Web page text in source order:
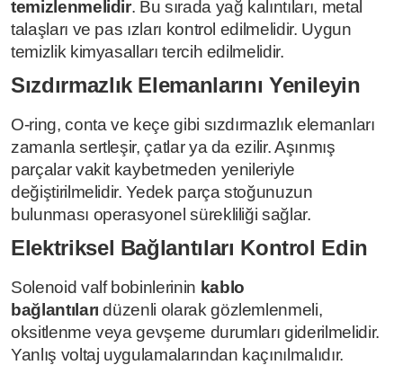
temizlenmelidir. Bu sırada yağ kalıntıları, metal
talaşları ve pas ızları kontrol edilmelidir. Uygun
temizlik kimyasalları tercih edilmelidir.
Sızdırmazlık Elemanlarını Yenileyin
O-ring, conta ve keçe gibi sızdırmazlık elemanları
zamanla sertleşir, çatlar ya da ezilir. Aşınmış
parçalar vakit kaybetmeden yenileriyle
değiştirilmelidir. Yedek parça stoğunuzun
bulunması operasyonel sürekliliği sağlar.
Elektriksel Bağlantıları Kontrol Edin
Solenoid valf bobinlerinin kablo
bağlantıları düzenli olarak gözlemlenmeli,
oksitlenme veya gevşeme durumları giderilmelidir.
Yanlış voltaj uygulamalarından kaçınılmalıdır.